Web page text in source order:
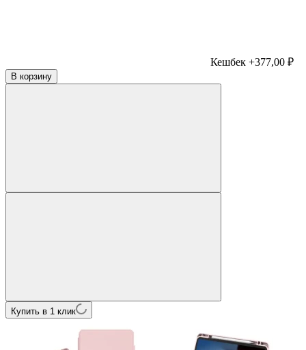
Кешбек +377,00 ₽
В корзину
Купить в 1 клик